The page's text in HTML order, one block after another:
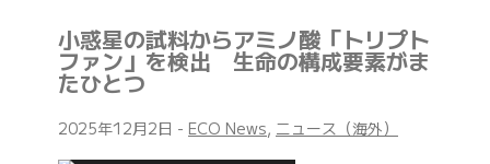
小惑星の試料からアミノ酸「トリプト
ファン」を検出 生命の構成要素がま
たひとつ
2025年12月2日 - ECO News, ニュース（海外）